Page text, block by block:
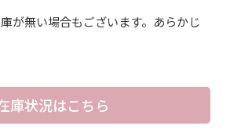
が無い場合もございます。あらかじ
庫状況はこちら